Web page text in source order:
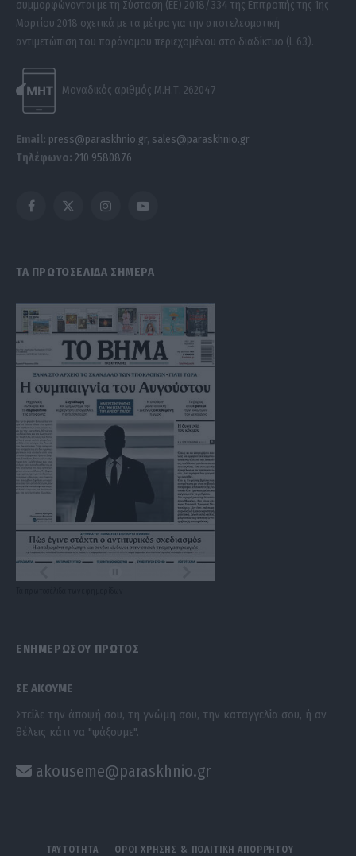
συμμορφώνονται με τη Σύσταση (ΕΕ) 2018/334 της Επιτροπής της 1ης
Μαρτίου 2018 σχετικά με τα μέτρα για την αποτελεσματική
αντιμετώπιση του παράνομου περιεχομένου στο διαδίκτυο (L 63).
Μοναδικός αριθμός Μ.Η.Τ. 262047
Email: press@paraskhnio.gr, sales@paraskhnio.gr
Τηλέφωνο: 210 9580876
Facebook
X
InstagramYouTube
ΤΑ ΠΡΩΤΟΣΕΛΙΔΑ ΣΗΜΕΡΑ
ΕΝΗΜΕΡΩΣΟΥ ΠΡΩΤΟΣ
ΣΕ ΑΚΟΥΜΕ
Στείλε την άποψή σου, τη γνώμη σου, την καταγγελία σου, ή αν
θέλεις κάτι να "ψάξουμε".
akouseme@paraskhnio.gr
ΤΑΥΤΟΤΗΤΑ ΟΡΟΙ ΧΡΗΣΗΣ & ΠΟΛΙΤΙΚΗ ΑΠΟΡΡΗΤΟΥ